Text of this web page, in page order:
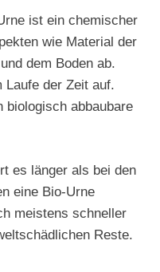
ist ein chemischer
wie Material der
dem Boden ab.
Laufe der Zeit auf.
biologisch abbaubare
es länger als bei den
eine Bio-Urne
meistens schneller
Reste.